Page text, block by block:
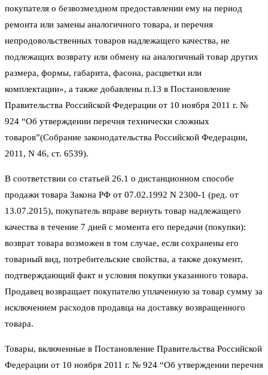
покупателя о безвозмездном предоставлении ему на период
ремонта или замены аналогичного товара, и перечня
непродовольственных товаров надлежащего качества, не
подлежащих возврату или обмену на аналогичный товар других
размера, формы, габарита, фасона, расцветки или
комплектации», а также добавлены п.13 в Постановление
Правительства Российской Федерации от 10 ноября 2011 г. №
924 “Об утверждении перечня технически сложных
товаров”(Собрание законодательства Российской Федерации,
2011, N 46, ст. 6539).
В соответствии со статьей 26.1 о дистанционном способе
продажи товара Закона РФ от 07.02.1992 N 2300-1 (ред. от
13.07.2015), покупатель вправе вернуть товар надлежащего
качества в течение 7 дней с момента его передачи (покупки):
возврат товара возможен в том случае, если сохранены его
товарный вид, потребительские свойства, а также документ,
подтверждающий факт и условия покупки указанного товара.
Продавец возвращает покупателю уплаченную за товар сумму за
исключением расходов продавца на доставку возвращенного
товара.
Товары, включенные в Постановление Правительства Российской
Федерации от 10 ноября 2011 г. № 924 “Об утверждении перечня